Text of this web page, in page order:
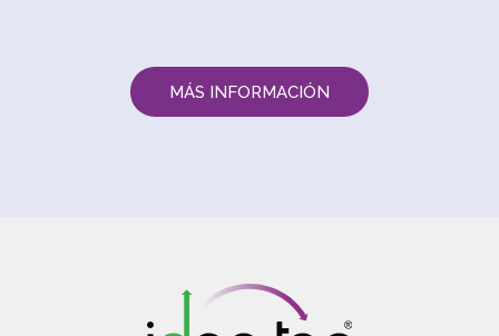
MÁS INFORMACIÓN